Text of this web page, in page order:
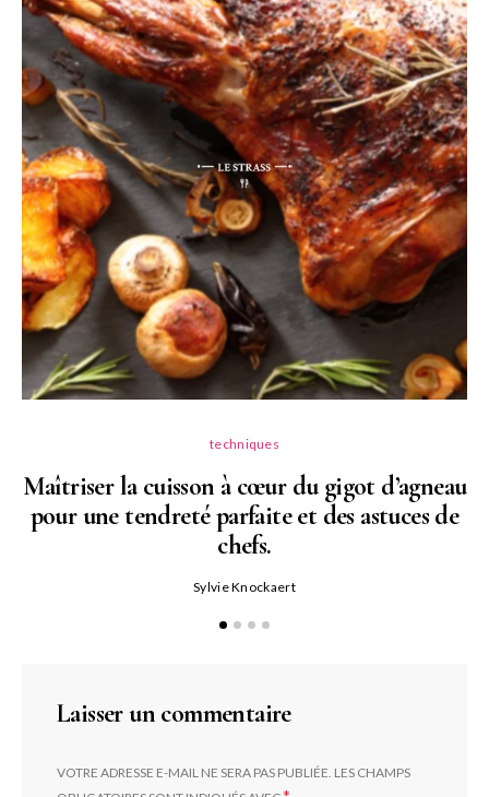
techniques
Maîtriser la cuisson à cœur du gigot d’agneau
pour une tendreté parfaite et des astuces de
chefs.
Sylvie Knockaert
Laisser un commentaire
VOTRE ADRESSE E-MAIL NE SERA PAS PUBLIÉE. LES CHAMPS